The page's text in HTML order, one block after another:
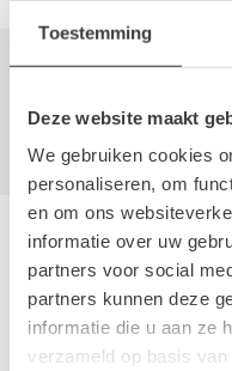
Toestemming
Deze website maakt
We gebruiken cookies
personaliseren, om
en om ons
informatie over uw
partners voor social
partners kunnen deze
informatie die u aan ze
verzameld op basis
16 juni
Ook